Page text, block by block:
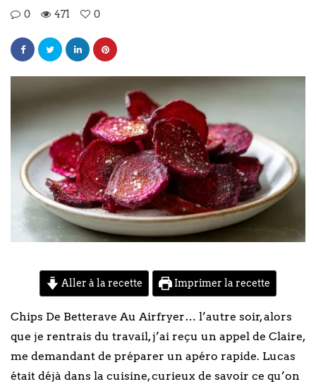
0 471 0
Aller à la recette Imprimer la recette
Chips De Betterave Au Airfryer… l’autre soir, alors
que je rentrais du travail, j’ai reçu un appel de Claire,
me demandant de préparer un apéro rapide. Lucas
était déjà dans la cuisine, curieux de savoir ce qu’on